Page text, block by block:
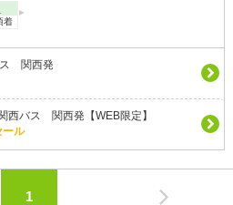
着
関西発
バス 関西発【WEB限定】
ール
1